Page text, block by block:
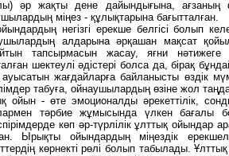
әр жақты дене дайындығына, ағзаның
міңез - құлықтарына бағытталған.
негізгі ерекше белгісі болып
алдарына әрқашан мақсат
тапсырмасын жасау, яғни
шектеулі әдістері болса да, бірақ
ауысатын жағдайларға байланысты өздік
табуға, ойнаушылардың өзіне жол
ойын - өте эмоционалды әрекеттілік,
тәрбие жұмысында үлкен бағалы
көп әр-түрлілік ұлттық ойындар
Ырықты ойындардың міңездік
көрнекті рөлі болып табылады.